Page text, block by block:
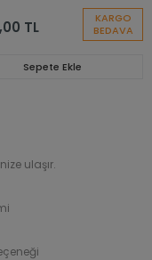
KARGO
BEDAVA
TL
Sepete Ekle
ulaşır.